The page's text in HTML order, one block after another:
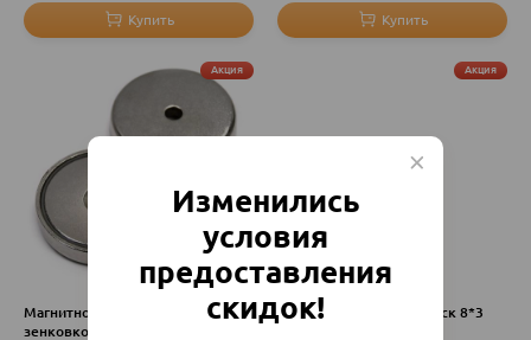
Акция
Магнитное крепление с
зенковкой A25
Акция
Неодимовый магнит диск 8*3
Изменились
условия
предоставления
скидок!